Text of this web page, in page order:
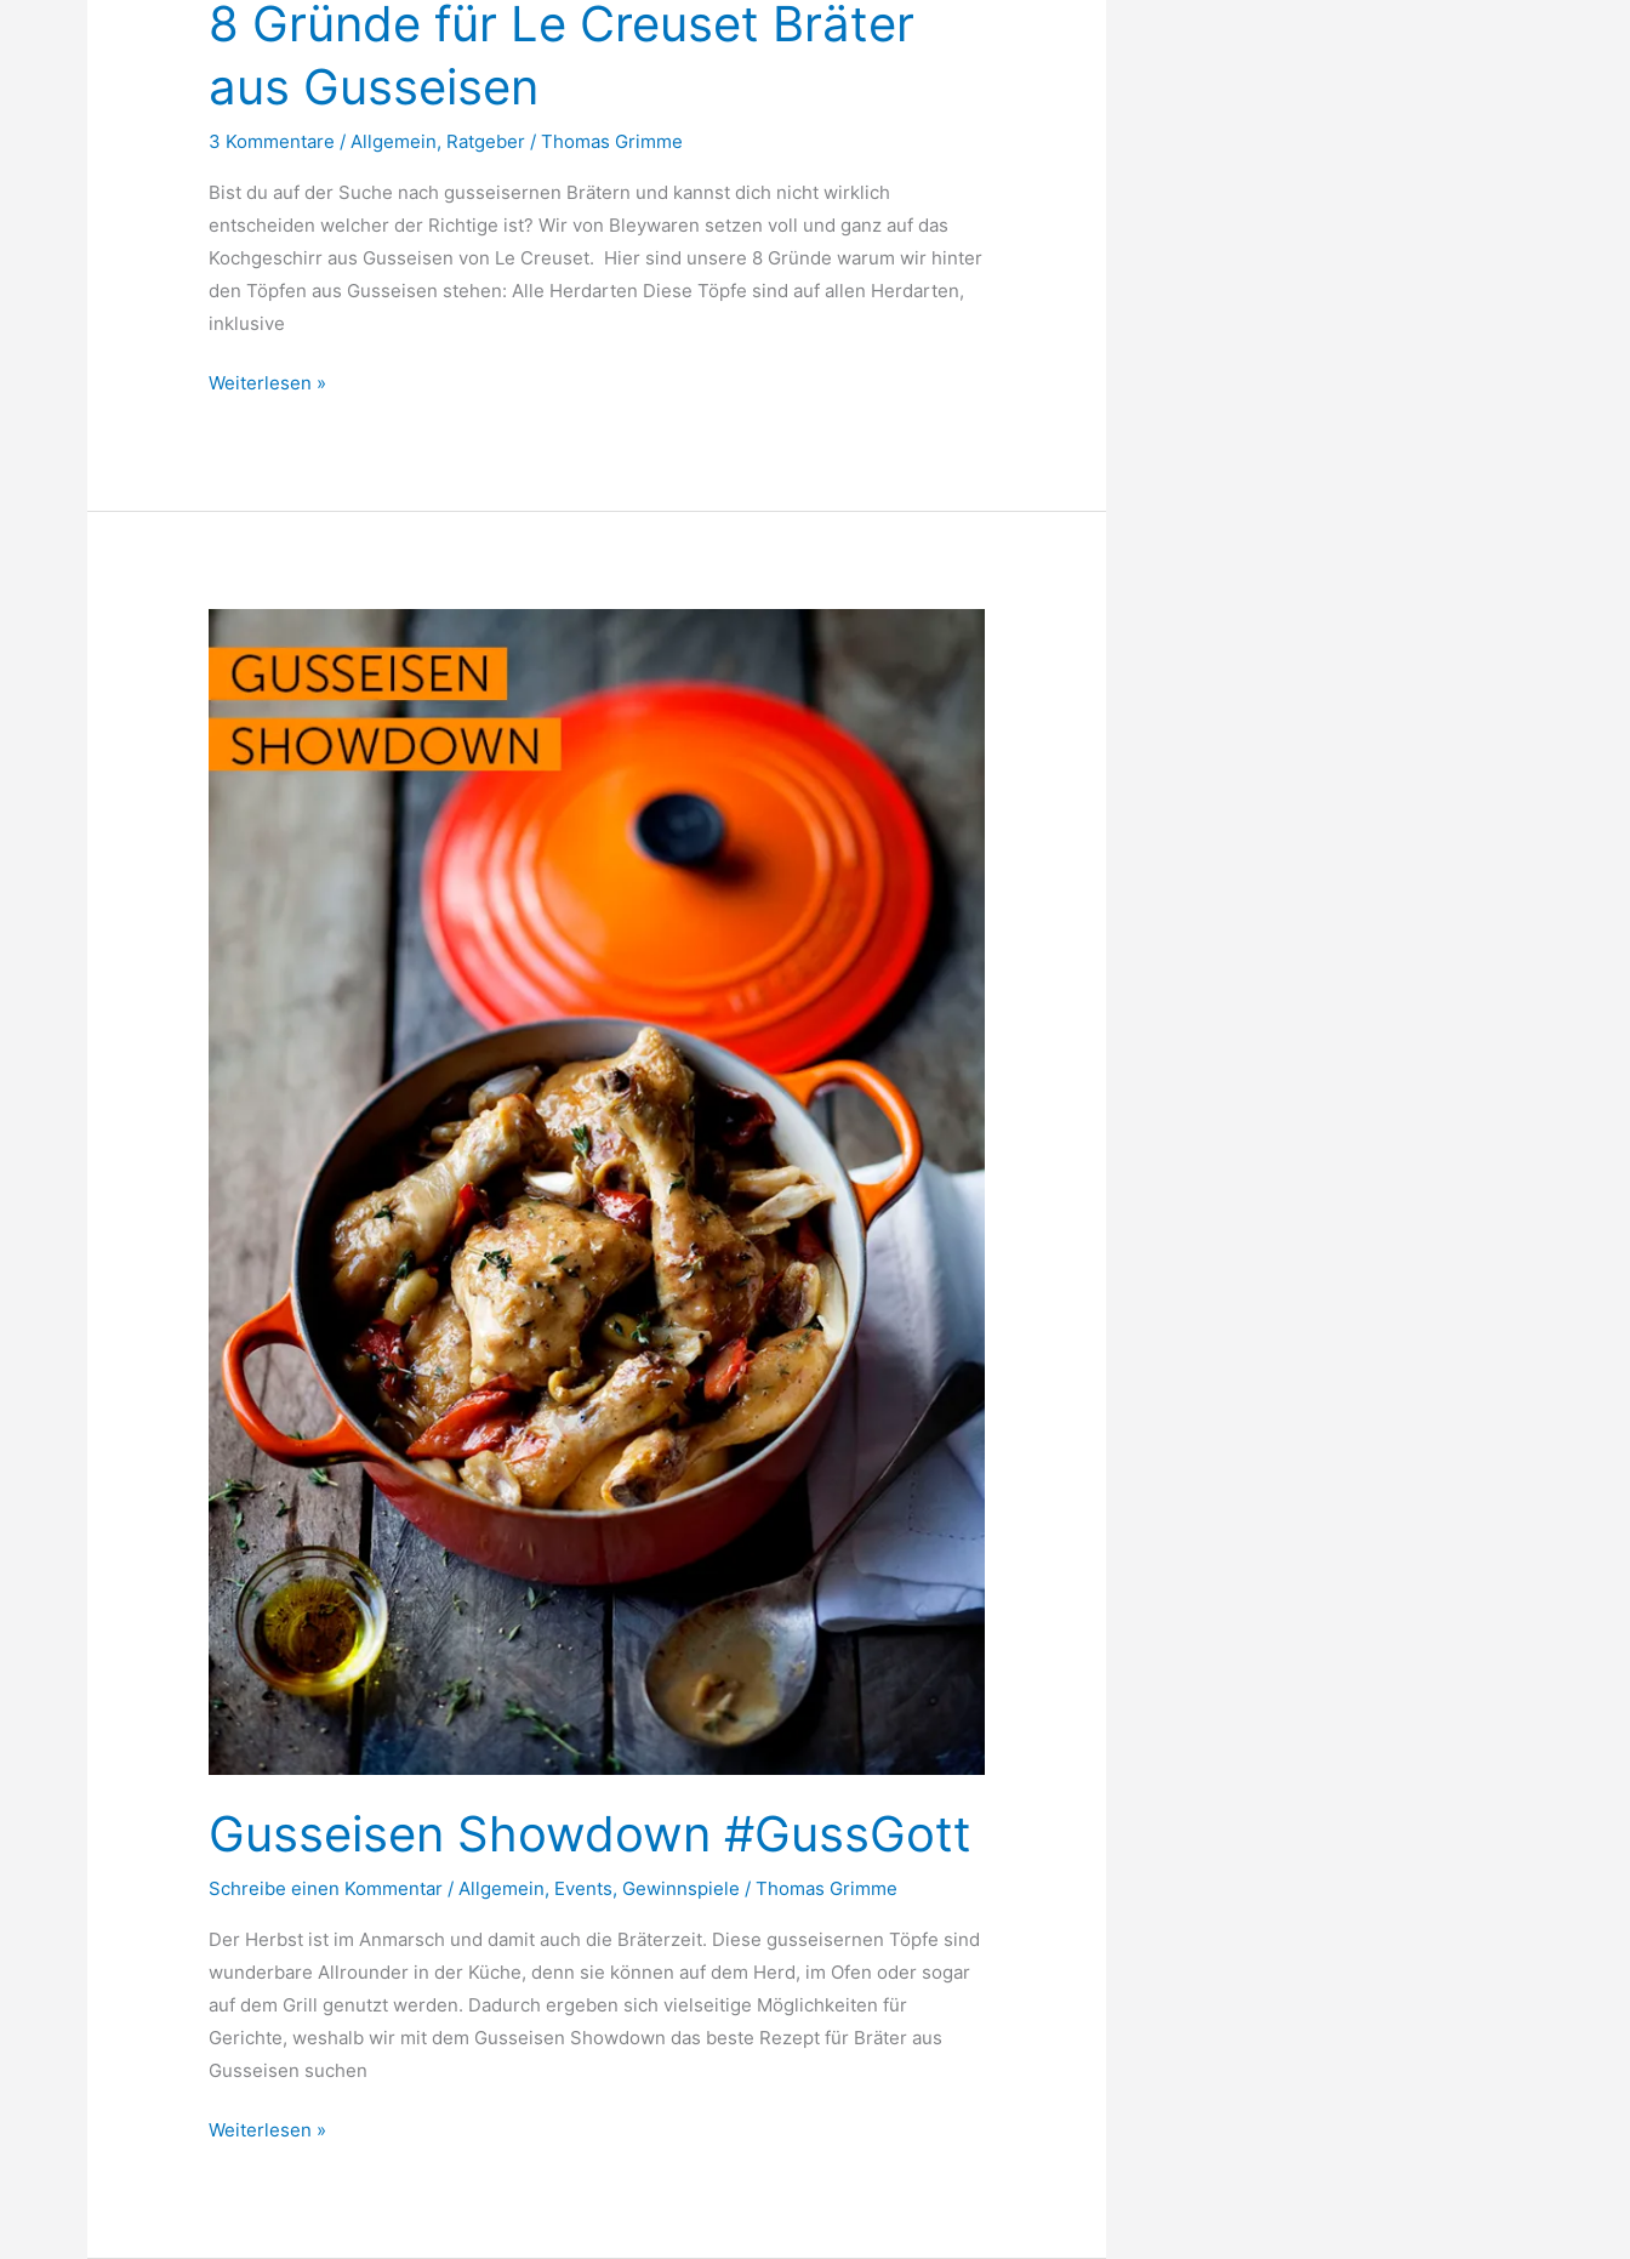
8 Gründe für Le Creuset Bräter
aus Gusseisen
3 Kommentare / Allgemein, Ratgeber /Thomas Grimme
Bist du auf der Suche nach gusseisernen Brätern und kannst dich nicht wirklich
entscheiden welcher der Richtige ist? Wir von Bleywaren setzen voll und ganz auf das
Kochgeschirr aus Gusseisen von Le Creuset. Hier sind unsere 8 Gründe warum wir hinter
den Töpfen aus Gusseisen stehen: Alle Herdarten Diese Töpfe sind auf allen Herdarten,
inklusive
8
Creuset
Gusseisen
Weiterlesen »
Gusseisen Showdown #GussGott
Schreibe einen Kommentar / Allgemein, Events, Gewinnspiele /Thomas Grimme
Der Herbst ist im Anmarsch und damit auch die Bräterzeit. Diese gusseisernen Töpfe sind
wunderbare Allrounder in der Küche, denn sie können auf dem Herd, im Ofen oder sogar
auf dem Grill genutzt werden. Dadurch ergeben sich vielseitige Möglichkeiten für
Gerichte, weshalb wir mit dem Gusseisen Showdown das beste Rezept für Bräter aus
Gusseisen suchen
Gusseisen
Weiterlesen »